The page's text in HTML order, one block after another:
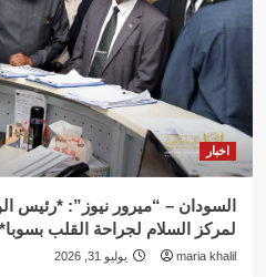
اخبار
السودان – “ميرور نيوز”: *رئيس
لمركز السلام لجراحة القلب بسوبا*
maria khalil يوليو 31, 2026